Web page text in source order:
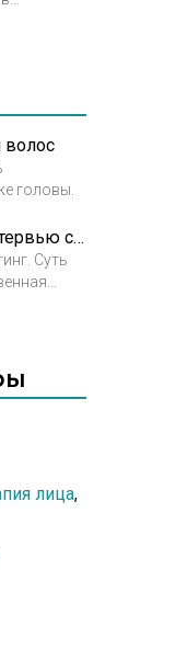
и
волос
головы.
Плазмолифтинг. Интервью с Донецкой С.В.
Суть
лица,